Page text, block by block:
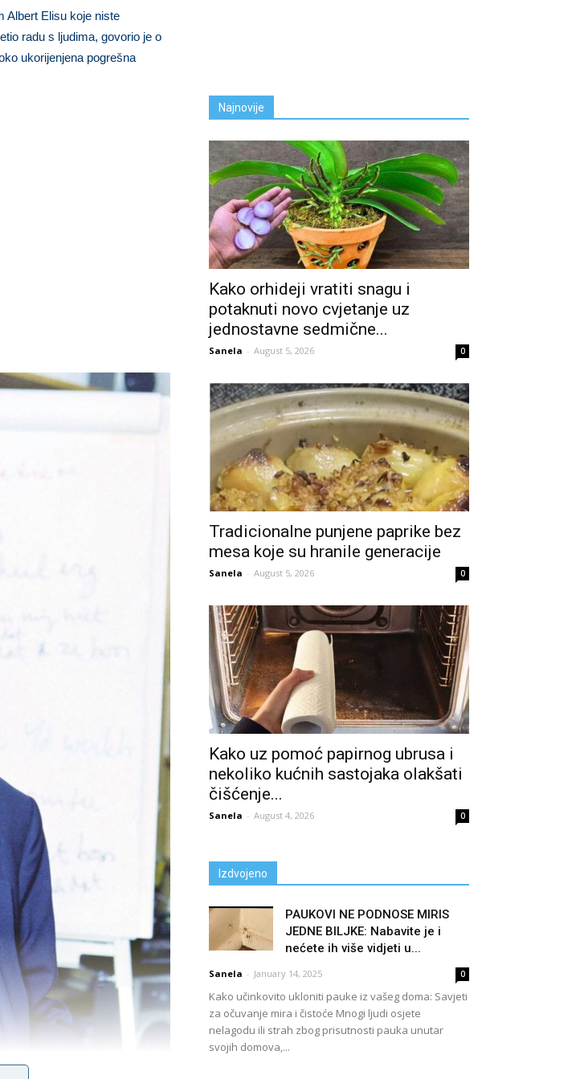
Albert Elisu koje niste
radu s ljudima, govorio je o
ukorijenjena pogrešna
Najnovije
Kako orhideji vratiti snagu i
potaknuti novo cvjetanje uz
jednostavne sedmične...
Sanela - August 5, 2026 0
Tradicionalne punjene paprike bez
mesa koje su hranile generacije
Sanela - August 5, 2026 0
Kako uz pomoć papirnog ubrusa i
nekoliko kućnih sastojaka olakšati
čišćenje...
Sanela - August 4, 2026 0
Izdvojeno
PAUKOVI NE PODNOSE MIRIS
JEDNE BILJKE: Nabavite je i
nećete ih više vidjeti u...
Sanela - January 14, 2025 0
Kako učinkovito ukloniti pauke iz vašeg doma: Savjeti
za očuvanje mira i čistoće Mnogi ljudi osjete
nelagodu ili strah zbog prisutnosti pauka unutar
svojih domova,...